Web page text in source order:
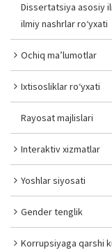
Dissertatsiya asosiy
ilmiy nashrlar ro‘yxati
Ochiq ma’lumotlar
Ixtisosliklar ro‘yxati
Rayosat majlislari
Interaktiv xizmatlar
Yoshlar siyosati
Gender tenglik
Korrupsiyaga qarshi